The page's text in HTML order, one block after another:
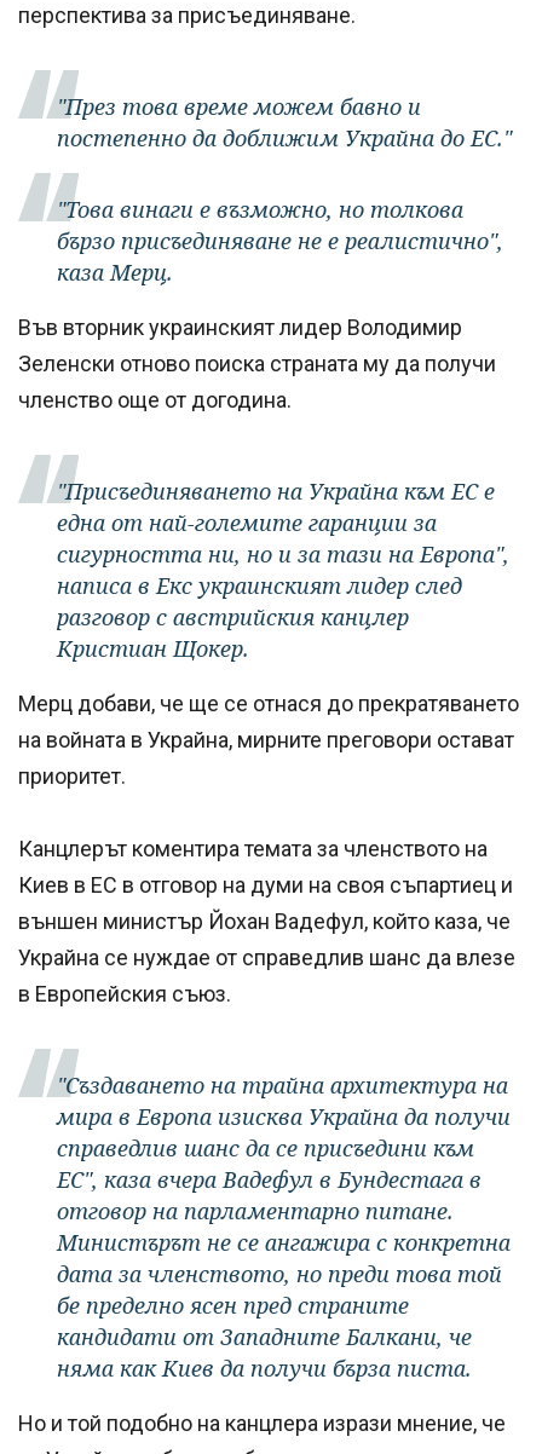
перспектива за присъединяване.
"През това време можем бавно и
постепенно да доближим Украйна до ЕС."
"Това винаги е възможно, но толкова
бързо присъединяване не е реалистично",
каза Мерц.
Във вторник украинският лидер Володимир
Зеленски отново поиска страната му да получи
членство още от догодина.
"Присъединяването на Украйна към ЕС е
една от най-големите гаранции за
сигурността ни, но и за тази на Европа",
написа в Екс украинският лидер след
разговор с австрийския канцлер
Кристиан Щокер.
Мерц добави, че ще се отнася до прекратяването
на войната в Украйна, мирните преговори остават
приоритет.
Канцлерът коментира темата за членството на
Киев в ЕС в отговор на думи на своя съпартиец и
външен министър Йохан Вадефул, който каза, че
Украйна се нуждае от справедлив шанс да влезе
в Европейския съюз.
"Създаването на трайна архитектура на
мира в Европа изисква Украйна да получи
справедлив шанс да се присъедини към
ЕС", каза вчера Вадефул в Бундестага в
отговор на парламентарно питане.
Министърът не се ангажира с конкретна
дата за членството, но преди това той
бе пределно ясен пред страните
кандидати от Западните Балкани, че
няма как Киев да получи бърза писта.
Но и той подобно на канцлера изрази мнение, че